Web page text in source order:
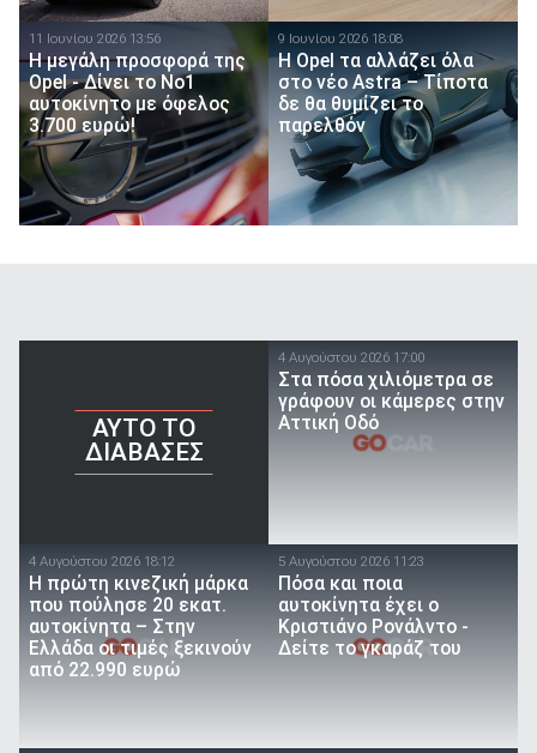
11 Ιουνίου 2026 13:56
Η μεγάλη προσφορά της
Opel - Δίνει το Νο1
αυτοκίνητο με όφελος
3.700 ευρώ!
9 Ιουνίου 2026 18:08
H Opel τα αλλάζει όλα
στο νέο Astra – Τίποτα
δε θα θυμίζει το
παρελθόν
AYTO TO
ΔΙΑΒΑΣΕΣ
4 Αυγούστου 2026 17:00
Στα πόσα χιλιόμετρα σε
γράφουν οι κάμερες στην
Αττική Οδό
4 Αυγούστου 2026 18:12
Η πρώτη κινεζική μάρκα
που πούλησε 20 εκατ.
αυτοκίνητα – Στην
Ελλάδα οι τιμές ξεκινούν
από 22.990 ευρώ
5 Αυγούστου 2026 11:23
Πόσα και ποια
αυτοκίνητα έχει ο
Κριστιάνο Ρονάλντο -
Δείτε το γκαράζ του